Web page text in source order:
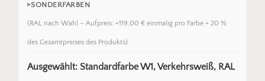
SONDERFARBEN
(RAL nach Wahl – Aufpreis: +119,00 € einmalig pro Farbe + 20 %
des Gesamtpreises des Produkts)
Ausgewählt: Standardfarbe W1, Verkehrsweiß, RAL